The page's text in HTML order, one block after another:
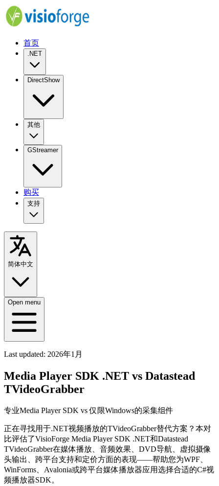
首页
.NET
DirectShow
其他
GStreamer
购买
支持
简体中文
Open menu
Last updated: 2026年1月
Media Player SDK .NET vs Datastead
TVideoGrabber
专业Media Player SDK vs 仅限Windows的采集组件
正在寻找用于.NET视频播放的TVideoGrabber替代方案？本对
比评估了VisioForge Media Player SDK .NET和Datastead
TVideoGrabber在媒体播放、音频效果、DVD导航、虚拟摄像
头输出、跨平台支持和定价方面的表现——帮助您为WPF、
WinForms、Avalonia或跨平台媒体播放器应用选择合适的C#视
频播放器SDK。